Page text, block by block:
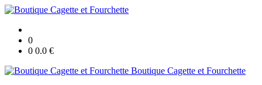
0
0 0.0 €
Boutique Cagette et Fourchette